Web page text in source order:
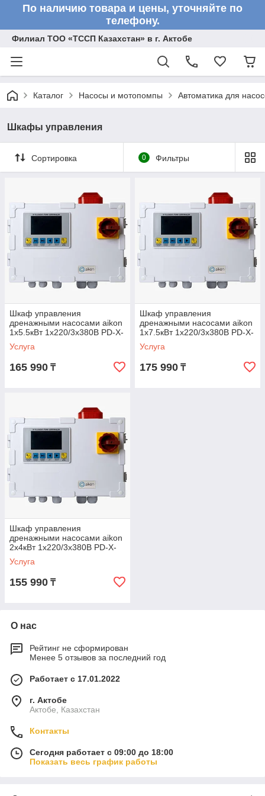
По наличию товара и цены, уточняйте по
телефону.
Филиал ТОО «ТССП Казахстан» в г. Актобе
Каталог Насосы и мотопомпы Автоматика для
Шкафы управления
Сортировка 0 Фильтры
Шкаф управления
дренажными насосами aikon
1х5.5кВт 1х220/3х380В PD-X-
D01-N05Y
Услуга
165 990 ₸
Шкаф управления
дренажными насосами aikon
1х7.5кВт 1х220/3х380В PD-X-
D01-N07Y
Услуга
175 990 ₸
Шкаф управления
дренажными насосами aikon
2х4кВт 1х220/3х380В PD-X-
D01-N04Y
Услуга
155 990 ₸
О нас
Рейтинг не сформирован
Менее 5 отзывов за последний год
Работает с 17.01.2022
г. Актобе
Актобе, Казахстан
Контакты
Сегодня работает с 09:00 до 18:00
Показать весь график работы